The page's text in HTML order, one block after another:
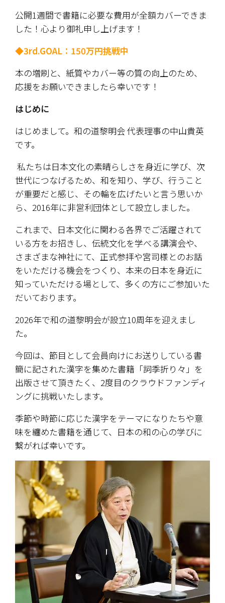
公開1週間で書籍に必要な費用が全額カバーできま
した！心より御礼申し上げます！
◆3rd.GOAL：150万円挑戦中
本の増刷と、紙質やカバー等の質の向上のため、
応援をお願いできましたら幸いです！
はじめに
はじめまして。和の道黎明会 代表理事の中山貴英
です。
世代につなげるため、和を知り、学び、行うこと
が重要だと感じ、その輪を広げたいと言う思いか
ら、2016年に非営利団体として設立しました。
これまで、日本文化に関わる各界でご活躍されて
いる方をお招きし、伝統文化を学べる講演会や、
さまざまな神社にて、正式参拝や宮司様とのお話
をいただける機会をつくり、本来の日本を身近に
知っていただける場として、多くの方にご参加いた
だいております。
2026年で和の道黎明会が設立10周年を迎えまし
た。
今回は、節目として会員向けにお送りしている書
簡に記された漢字を集めた書籍「詞季折り々」を
出版させて頂きたく、2度目のクラウドファンディ
ングに挑戦いたします。
季節や時節に応じた漢字をテーマになりたちや意
味を纏めた書籍を通じて、日本の和の心の学びに
繋がれば幸いです。